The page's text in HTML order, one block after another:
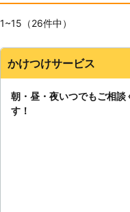
1~15（26件中）
かけつけサービス
朝・昼・夜いつでもご相談
す！